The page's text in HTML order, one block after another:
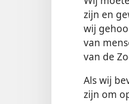
zijn en
wij
van
van de
Als wij
zijn om